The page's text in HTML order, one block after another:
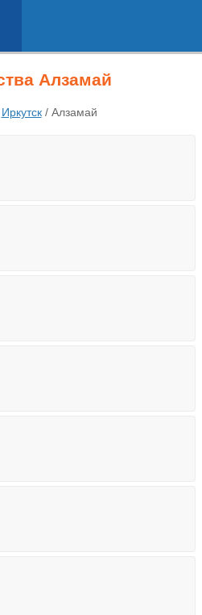
Алзамай
Иркутск/ Алзамай